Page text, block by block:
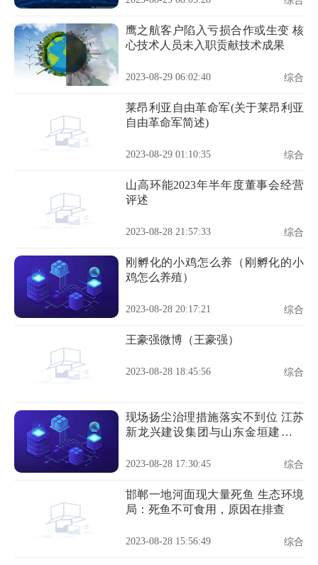
鹰之航客户陷入亏损合作或生变 核
心技术人员未入职贡献技术成果
2023-08-29 06:02:40 综合
莱昂利亚自由革命军(关于莱昂利亚
自由革命军简述)
2023-08-29 01:10:35 综合
山高环能2023年半年度董事会经营
评述
2023-08-28 21:57:33 综合
刚孵化的小鸡怎么养（刚孵化的小
鸡怎么养殖）
2023-08-28 20:17:21 综合
王豪强微博（王豪强）
2023-08-28 18:45:56 综合
现场扬尘治理措施落实不到位 江苏
新龙兴建设集团与山东金垣建工违
2023-08-28 17:30:45 综合
邯郸一地河面现大量死鱼 生态环境
局：死鱼不可食用，原因在排查
2023-08-28 15:56:49 综合